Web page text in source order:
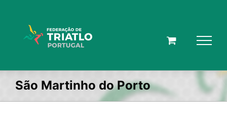
São Martinho do Porto